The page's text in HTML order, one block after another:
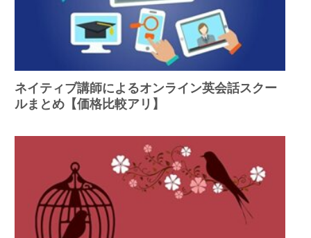
ネイティブ講師によるオンライン英会話スクー
ルまとめ【価格比較アリ】